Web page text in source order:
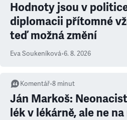
Hodnoty jsou v
diplomacii přítomné
teď možná změní
Eva Soukeníková•6. 8. 2026
Komentář•8 minut
Ján Markoš:
lék v lékárně, ale ne